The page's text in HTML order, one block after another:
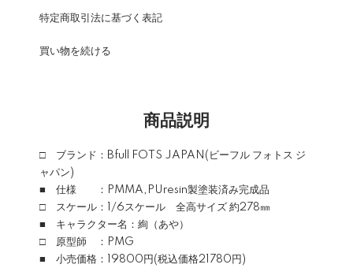
特定商取引法に基づく表記
買い物を続ける
商品説明
□ ブランド：Bfull FOTS JAPAN(ビーフル フォトス ジ
ャパン)
■ 仕様 ：PMMA,PUresin製塗装済み完成品
□ スケール：1/6スケール 全高サイズ 約278㎜
■ キャラクター名：絢（あや）
□ 原型師 ：PMG
■ 小売価格：19800円(税込価格21780円)